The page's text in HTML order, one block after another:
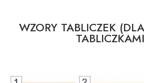
WZORY TABLICZEK